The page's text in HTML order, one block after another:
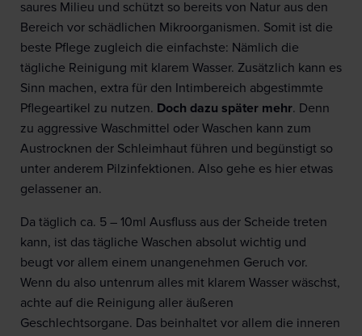
saures Milieu und schützt so bereits von Natur aus den
Bereich vor schädlichen Mikroorganismen. Somit ist die
beste Pflege zugleich die einfachste: Nämlich die
tägliche Reinigung mit klarem Wasser. Zusätzlich kann es
Sinn machen, extra für den Intimbereich abgestimmte
Pflegeartikel zu nutzen. Doch dazu später mehr. Denn
zu aggressive Waschmittel oder Waschen kann zum
Austrocknen der Schleimhaut führen und begünstigt so
unter anderem Pilzinfektionen. Also gehe es hier etwas
gelassener an.
Da täglich ca. 5 – 10ml Ausfluss aus der Scheide treten
kann, ist das tägliche Waschen absolut wichtig und
beugt vor allem einem unangenehmen Geruch vor.
Wenn du also untenrum alles mit klarem Wasser wäschst,
achte auf die Reinigung aller äußeren
Geschlechtsorgane. Das beinhaltet vor allem die inneren